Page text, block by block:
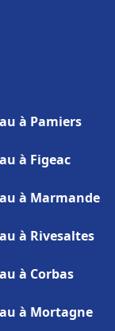
à Pamiers
à Figeac
à Marmande
à Rivesaltes
à Corbas
à Mortagne